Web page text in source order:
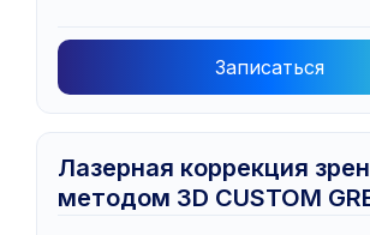
Записаться
Лазерная коррекция
методом 3D CUSTOM